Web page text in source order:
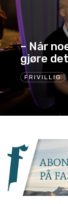
FRIVILLIG
– Når
gjøre det